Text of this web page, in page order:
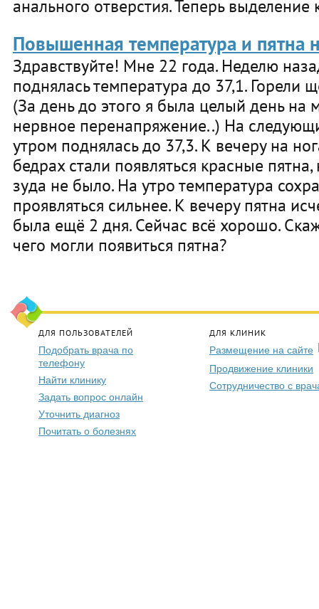
анального отверстия. Теперь выделение
Повышенная температура и пятна
Здравствуйте! Мне 22 года. Неделю
поднялась температура до 37,1. Горели
(За день до этого я была целый день на
нервное перенапряжение..) На
утром поднялась до 37,3. К вечеру на
бедрах стали появляться красные
зуда не было. На утро температура
проявляться сильнее. К вечеру пятна
была ещё 2 дня. Сейчас всё хорошо.
чего могли появиться пятна?
ДЛЯ ПОЛЬЗОВАТЕЛЕЙ
Подобрать врача по
телефону
Найти клинику
Задать вопрос онлайн
Уточнить диагноз
Почитать о болезнях
ДЛЯ КЛИНИК
Размещение на сайте
Продвижение клиники
Сотрудничество с